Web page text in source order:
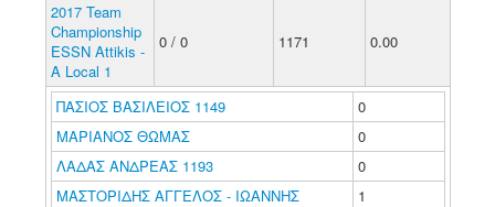
2017 Team
Championship
ESSN Attikis -
A Local 1
0 / 0 1171 0.00
ΠΑΣΙΟΣ ΒΑΣΙΛΕΙΟΣ 1149
0
ΜΑΡΙΑΝΟΣ ΘΩΜΑΣ
0
ΛΑΔΑΣ ΑΝΔΡΕΑΣ 1193
0
ΜΑΣΤΟΡΙΔΗΣ ΑΓΓΕΛΟΣ - ΙΩΑΝΝΗΣ
1